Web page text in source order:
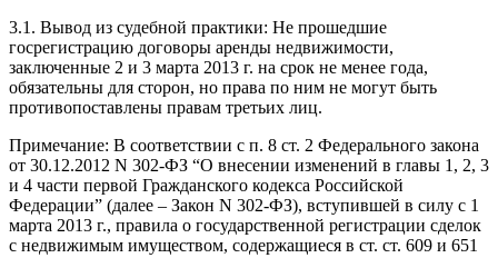
3.1. Вывод из судебной практики: Не прошедшие
госрегистрацию договоры аренды недвижимости,
заключенные 2 и 3 марта 2013 г. на срок не менее года,
обязательны для сторон, но права по ним не могут быть
противопоставлены правам третьих лиц.
Примечание: В соответствии с п. 8 ст. 2 Федерального закона
от 30.12.2012 N 302-ФЗ “О внесении изменений в главы 1, 2, 3
и 4 части первой Гражданского кодекса Российской
Федерации” (далее – Закон N 302-ФЗ), вступившей в силу с 1
марта 2013 г., правила о государственной регистрации сделок
с недвижимым имуществом, содержащиеся в ст. ст. 609 и 651